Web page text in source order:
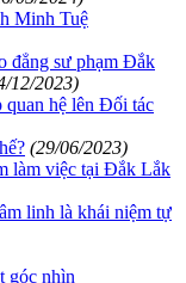
Minh Tuệ
đẳng sư phạm Đắk
12/2023)
quan hệ lên Đối tác
(29/06/2023)
làm việc tại Đắk Lắk
linh là khái niệm tự
góc nhìn